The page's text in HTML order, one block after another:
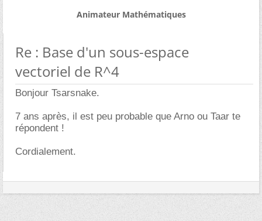
Animateur Mathématiques
Re : Base d'un sous-espace
vectoriel de R^4
Bonjour Tsarsnake.
7 ans après, il est peu probable que Arno ou Taar te
répondent !
Cordialement.